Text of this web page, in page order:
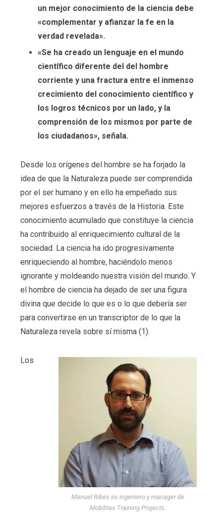
un mejor conocimiento de la ciencia debe
«complementar y afianzar la fe en la
verdad revelada».
«Se ha creado un lenguaje en el mundo
científico diferente del del hombre
corriente y una fractura entre el inmenso
crecimiento del conocimiento científico y
los logros técnicos por un lado, y la
comprensión de los mismos por parte de
los ciudadanos», señala.
Desde los orígenes del hombre se ha forjado la
idea de que la Naturaleza puede ser comprendida
por el ser humano y en ello ha empeñado sus
mejores esfuerzos a través de la Historia. Este
conocimiento acumulado que constituye la ciencia
ha contribuido al enriquecimiento cultural de la
sociedad. La ciencia ha ido progresivamente
enriqueciendo al hombre, haciéndolo menos
ignorante y moldeando nuestra visión del mundo. Y
el hombre de ciencia ha dejado de ser una figura
divina que decide lo que es o lo que debería ser
para convertirse en un transcriptor de lo que la
Naturaleza revela sobre sí misma (1).
Manuel Ribes es ingeniero y manager de
Mobilitas Training Projects.
Los